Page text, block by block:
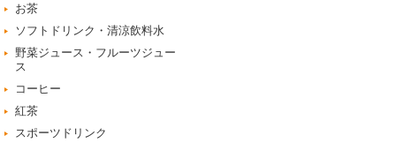
お茶
ソフトドリンク・清涼飲料水
野菜ジュース・フルーツジュー
ス
コーヒー
紅茶
スポーツドリンク